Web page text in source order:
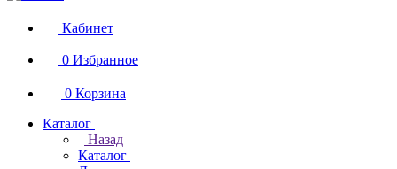
Кабинет
0 Избранное
0 Корзина
Каталог
Назад
Каталог